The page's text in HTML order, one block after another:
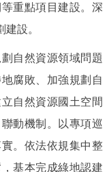
重點項目建設。深
設。
自然資源領域問題
腐敗、加強規劃自
自然資源國土空間
動機制。以專項巡
。依法依規集中整
基本完成綠地認建